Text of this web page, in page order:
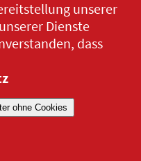
unserer
Dienste
dass
ohne Cookies